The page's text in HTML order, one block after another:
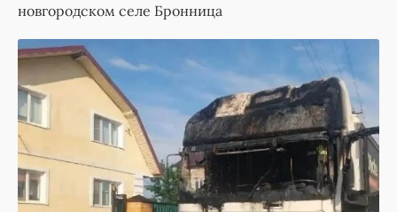
новгородском селе Бронница